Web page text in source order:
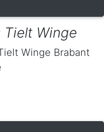
Tielt Winge
Winge Brabant